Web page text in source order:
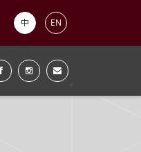
中 EN